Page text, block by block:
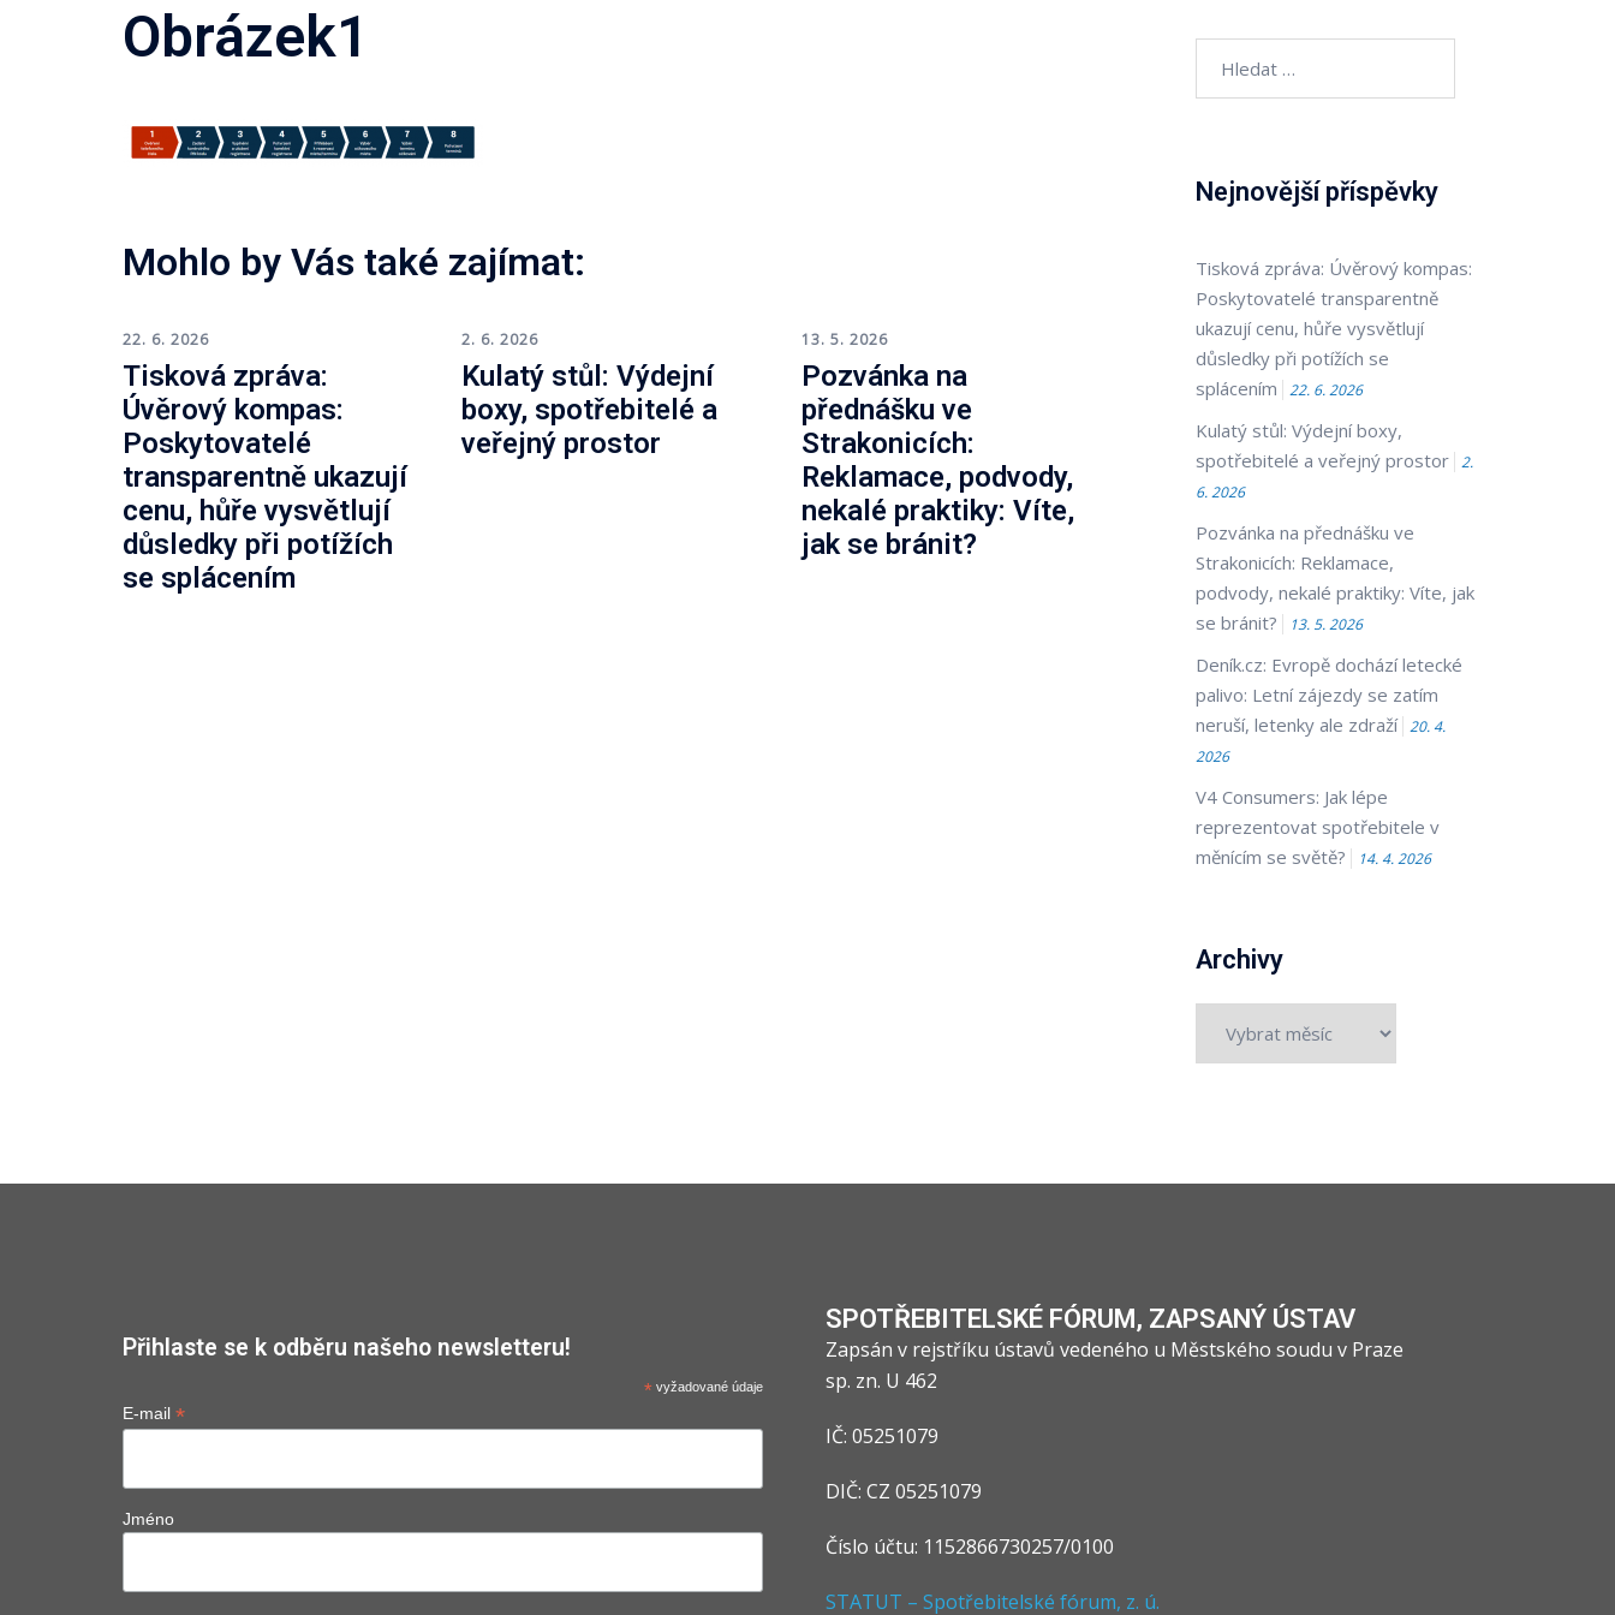
Obrázek1
Mohlo by Vás také zajímat:
22. 6. 2026
Tisková zpráva:
Úvěrový kompas:
Poskytovatelé
transparentně ukazují
cenu, hůře vysvětlují
důsledky při potížích
se splácením
2. 6. 2026
Kulatý stůl: Výdejní
boxy, spotřebitelé a
veřejný prostor
13. 5. 2026
Pozvánka na
přednášku ve
Strakonicích:
Reklamace, podvody,
nekalé praktiky: Víte,
jak se bránit?
Nejnovější příspěvky
Tisková zpráva: Úvěrový kompas:
Poskytovatelé transparentně
ukazují cenu, hůře vysvětlují
důsledky při potížích se
splácením
22. 6. 2026
Kulatý stůl: Výdejní boxy,
spotřebitelé a veřejný prostor
2.
6. 2026
Pozvánka na přednášku ve
Strakonicích: Reklamace,
podvody, nekalé praktiky: Víte, jak
se bránit?
13. 5. 2026
Deník.cz: Evropě dochází letecké
palivo: Letní zájezdy se zatím
neruší, letenky ale zdraží
20. 4.
2026
V4 Consumers: Jak lépe
reprezentovat spotřebitele v
měnícím se světě?
14. 4. 2026
Archivy
Přihlaste se k odběru našeho newsletteru!
*vyžadované údaje
E-mail *
Jméno
SPOTŘEBITELSKÉ FÓRUM, ZAPSANÝ ÚSTAV
Zapsán v rejstříku ústavů vedeného u Městského soudu v Praze
sp. zn. U 462
IČ: 05251079
DIČ: CZ 05251079
Číslo účtu: 1152866730257/0100
STATUT – Spotřebitelské fórum, z. ú.